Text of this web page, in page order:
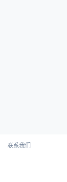
联系我们